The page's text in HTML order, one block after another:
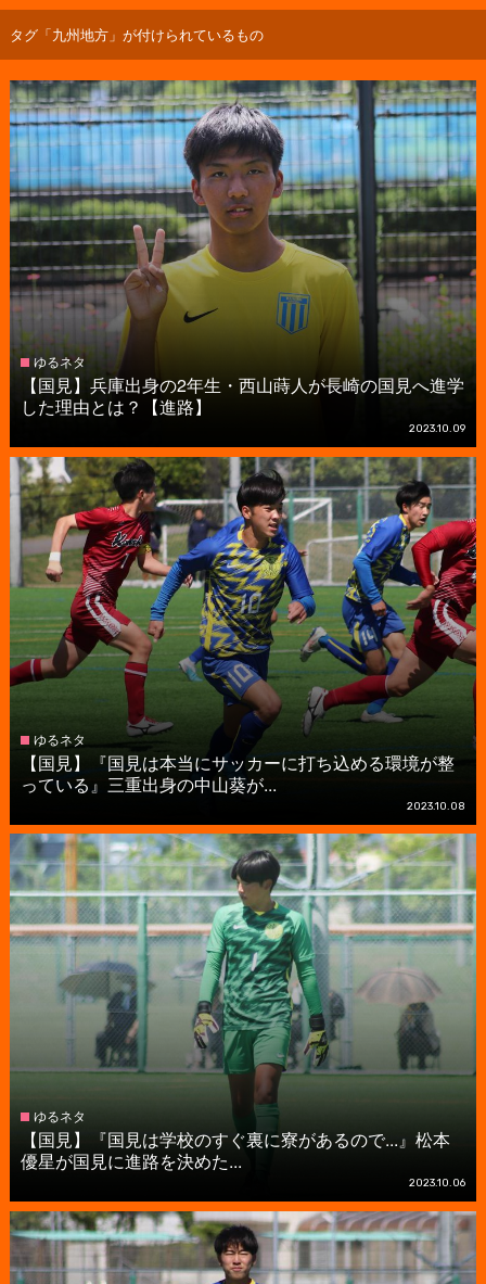
タグ「九州地方」が付けられているもの
ゆるネタ
【国見】兵庫出身の2年生・西山蒔人が長崎の国見へ進学
した理由とは？【進路】
2023.10.09
ゆるネタ
【国見】『国見は本当にサッカーに打ち込める環境が整
っている』三重出身の中山葵が...
2023.10.08
ゆるネタ
【国見】『国見は学校のすぐ裏に寮があるので...』松本
優星が国見に進路を決めた...
2023.10.06